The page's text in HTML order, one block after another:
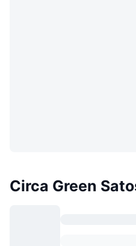
Circa Green